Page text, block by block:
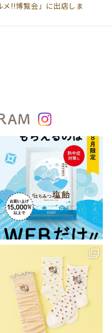
!!博覧会」に出店しま